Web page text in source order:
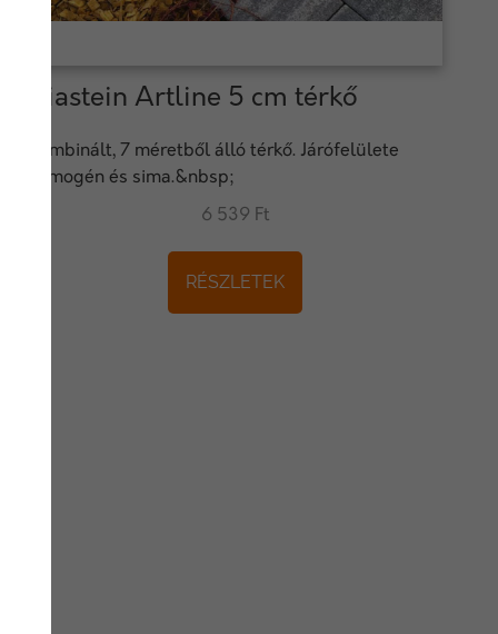
Viastein Artline 5 cm térkő
Kombinált, 7 méretből álló térkő. Járófelülete
homogén és sima.&nbsp;
6 539 Ft
RÉSZLETEK